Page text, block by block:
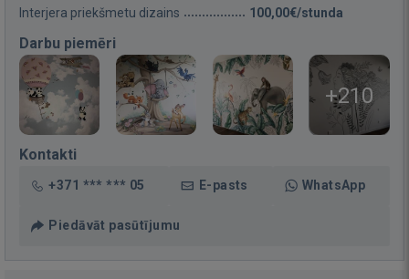
Interjera priekšmetu dizains 100,00€/stunda
Darbu piemēri
+210
Kontakti
+371 *** *** 05 E-pasts WhatsApp
Piedāvāt pasūtījumu